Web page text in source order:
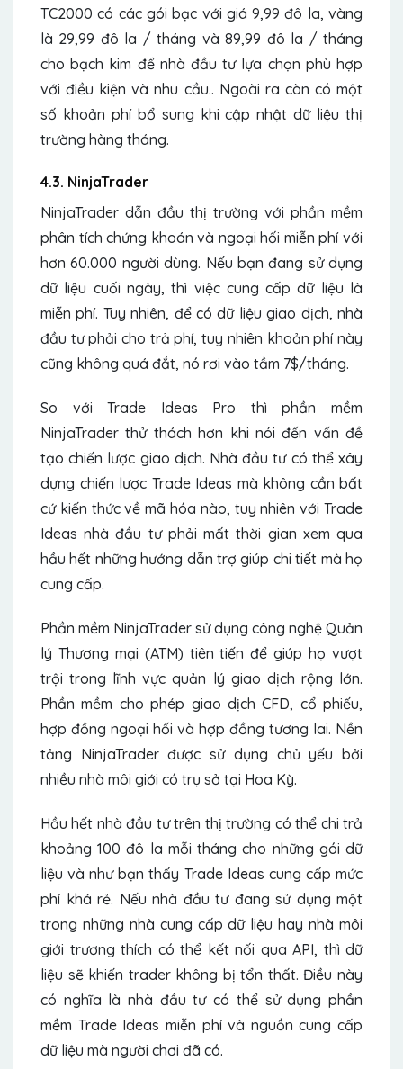
TC2000 có các gói bạc với giá 9,99 đô la, vàng
là 29,99 đô la / tháng và 89,99 đô la / tháng
cho bạch kim để nhà đầu tư lựa chọn phù hợp
với điều kiện và nhu cầu.. Ngoài ra còn có một
số khoản phí bổ sung khi cập nhật dữ liệu thị
trường hàng tháng.
4.3. NinjaTrader
NinjaTrader dẫn đầu thị trường với phần mềm
phân tích chứng khoán và ngoại hối miễn phí với
hơn 60.000 người dùng. Nếu bạn đang sử dụng
dữ liệu cuối ngày, thì việc cung cấp dữ liệu là
miễn phí. Tuy nhiên, để có dữ liệu giao dịch, nhà
đầu tư phải cho trả phí, tuy nhiên khoản phí này
cũng không quá đắt, nó rơi vào tầm 7$/tháng.
So với Trade Ideas Pro thì phần mềm
NinjaTrader thử thách hơn khi nói đến vấn đề
tạo chiến lược giao dịch. Nhà đầu tư có thể xây
dựng chiến lược Trade Ideas mà không cần bất
cứ kiến thức về mã hóa nào, tuy nhiên với Trade
Ideas nhà đầu tư phải mất thời gian xem qua
hầu hết những hướng dẫn trợ giúp chi tiết mà họ
cung cấp.
Phần mềm NinjaTrader sử dụng công nghệ Quản
lý Thương mại (ATM) tiên tiến để giúp họ vượt
trội trong lĩnh vực quản lý giao dịch rộng lớn.
Phần mềm cho phép giao dịch CFD, cổ phiếu,
hợp đồng ngoại hối và hợp đồng tương lai. Nền
tảng NinjaTrader được sử dụng chủ yếu bởi
nhiều nhà môi giới có trụ sở tại Hoa Kỳ.
Hầu hết nhà đầu tư trên thị trường có thể chi trả
khoảng 100 đô la mỗi tháng cho những gói dữ
liệu và như bạn thấy Trade Ideas cung cấp mức
phí khá rẻ. Nếu nhà đầu tư đang sử dụng một
trong những nhà cung cấp dữ liệu hay nhà môi
giới trương thích có thể kết nối qua API, thì dữ
liệu sẽ khiến trader không bị tổn thất. Điều này
có nghĩa là nhà đầu tư có thể sử dụng phần
mềm Trade Ideas miễn phí và nguồn cung cấp
dữ liệu mà người chơi đã có.